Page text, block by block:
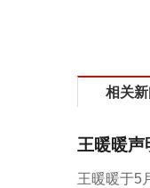
相关新
王暖暖声
王暖暖于5